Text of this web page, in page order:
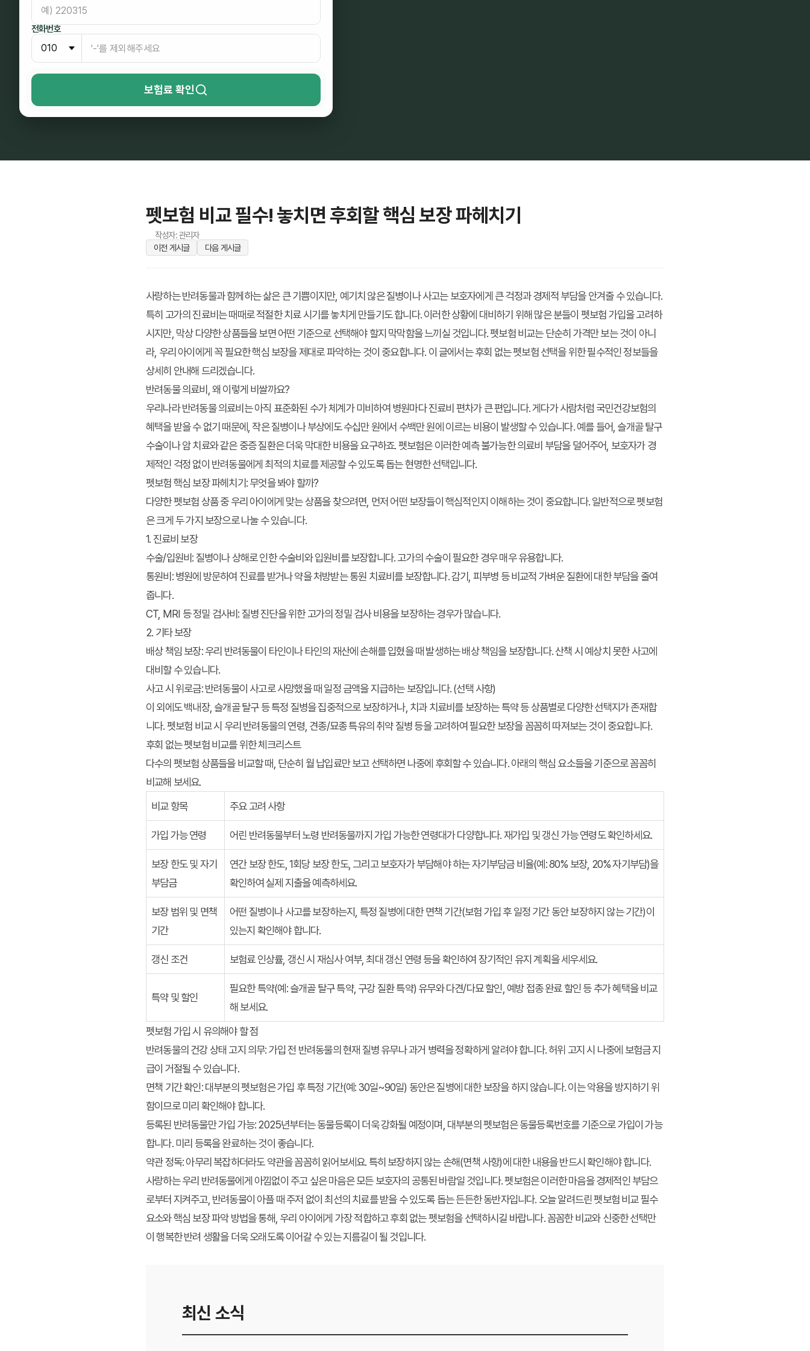
전화번호
보험료 확인
펫보험 비교 필수! 놓치면 후회할 핵심 보장 파헤치기
작성자: 관리자
이전 게시글
다음 게시글
사랑하는 반려동물과 함께하는 삶은 큰 기쁨이지만, 예기치 않은 질병이나 사고는 보호자에게 큰 걱정과 경제적 부담을 안겨줄 수 있습니다.
특히 고가의 진료비는 때때로 적절한 치료 시기를 놓치게 만들기도 합니다. 이러한 상황에 대비하기 위해 많은 분들이 펫보험 가입을 고려하
시지만, 막상 다양한 상품들을 보면 어떤 기준으로 선택해야 할지 막막함을 느끼실 것입니다. 펫보험 비교는 단순히 가격만 보는 것이 아니
라, 우리 아이에게 꼭 필요한 핵심 보장을 제대로 파악하는 것이 중요합니다. 이 글에서는 후회 없는 펫보험 선택을 위한 필수적인 정보들을
상세히 안내해 드리겠습니다.
반려동물 의료비, 왜 이렇게 비쌀까요?
우리나라 반려동물 의료비는 아직 표준화된 수가 체계가 미비하여 병원마다 진료비 편차가 큰 편입니다. 게다가 사람처럼 국민건강보험의
혜택을 받을 수 없기 때문에, 작은 질병이나 부상에도 수십만 원에서 수백만 원에 이르는 비용이 발생할 수 있습니다. 예를 들어, 슬개골 탈구
수술이나 암 치료와 같은 중증 질환은 더욱 막대한 비용을 요구하죠. 펫보험은 이러한 예측 불가능한 의료비 부담을 덜어주어, 보호자가 경
제적인 걱정 없이 반려동물에게 최적의 치료를 제공할 수 있도록 돕는 현명한 선택입니다.
펫보험 핵심 보장 파헤치기: 무엇을 봐야 할까?
다양한 펫보험 상품 중 우리 아이에게 맞는 상품을 찾으려면, 먼저 어떤 보장들이 핵심적인지 이해하는 것이 중요합니다. 일반적으로 펫보험
은 크게 두 가지 보장으로 나눌 수 있습니다.
1. 진료비 보장
수술/입원비:질병이나 상해로 인한 수술비와 입원비를 보장합니다. 고가의 수술이 필요한 경우 매우 유용합니다.
통원비:병원에 방문하여 진료를 받거나 약을 처방받는 통원 치료비를 보장합니다. 감기, 피부병 등 비교적 가벼운 질환에 대한 부담을 줄여
줍니다.
CT, MRI 등 정밀 검사비:질병 진단을 위한 고가의 정밀 검사 비용을 보장하는 경우가 많습니다.
2. 기타 보장
배상 책임 보장:우리 반려동물이 타인이나 타인의 재산에 손해를 입혔을 때 발생하는 배상 책임을 보장합니다. 산책 시 예상치 못한 사고에
대비할 수 있습니다.
사고 시 위로금:반려동물이 사고로 사망했을 때 일정 금액을 지급하는 보장입니다. (선택 사항)
이 외에도 백내장, 슬개골 탈구 등 특정 질병을 집중적으로 보장하거나, 치과 치료비를 보장하는 특약 등 상품별로 다양한 선택지가 존재합
니다. 펫보험 비교 시 우리 반려동물의 연령, 견종/묘종 특유의 취약 질병 등을 고려하여 필요한 보장을 꼼꼼히 따져보는 것이 중요합니다.
후회 없는 펫보험 비교를 위한 체크리스트
다수의 펫보험 상품들을 비교할 때, 단순히 월 납입료만 보고 선택하면 나중에 후회할 수 있습니다. 아래의 핵심 요소들을 기준으로 꼼꼼히
비교해 보세요.
비교 항목
주요 고려 사항
가입 가능 연령 어린 반려동물부터 노령 반려동물까지 가입 가능한 연령대가 다양합니다. 재가입 및 갱신 가능 연령도 확인하세요.
보장 한도 및 자기
부담금
연간 보장 한도, 1회당 보장 한도, 그리고 보호자가 부담해야 하는 자기부담금 비율(예: 80% 보장, 20% 자기부담)을
확인하여 실제 지출을 예측하세요.
보장 범위 및 면책
기간
어떤 질병이나 사고를 보장하는지, 특정 질병에 대한 면책 기간(보험 가입 후 일정 기간 동안 보장하지 않는 기간)이
있는지 확인해야 합니다.
갱신 조건 보험료 인상률, 갱신 시 재심사 여부, 최대 갱신 연령 등을 확인하여 장기적인 유지 계획을 세우세요.
특약 및 할인
필요한 특약(예: 슬개골 탈구 특약, 구강 질환 특약) 유무와 다견/다묘 할인, 예방 접종 완료 할인 등 추가 혜택을 비교
해 보세요.
펫보험 가입 시 유의해야 할 점
반려동물의 건강 상태 고지 의무:가입 전 반려동물의 현재 질병 유무나 과거 병력을 정확하게 알려야 합니다. 허위 고지 시 나중에 보험금 지
급이 거절될 수 있습니다.
면책 기간 확인:대부분의 펫보험은 가입 후 특정 기간(예: 30일~90일) 동안은 질병에 대한 보장을 하지 않습니다. 이는 악용을 방지하기 위
함이므로 미리 확인해야 합니다.
등록된 반려동물만 가입 가능:2025년부터는 동물등록이 더욱 강화될 예정이며, 대부분의 펫보험은 동물등록번호를 기준으로 가입이 가능
합니다. 미리 등록을 완료하는 것이 좋습니다.
약관 정독:아무리 복잡하더라도 약관을 꼼꼼히 읽어보세요. 특히 보장하지 않는 손해(면책 사항)에 대한 내용을 반드시 확인해야 합니다.
사랑하는 우리 반려동물에게 아낌없이 주고 싶은 마음은 모든 보호자의 공통된 바람일 것입니다. 펫보험은 이러한 마음을 경제적인 부담으
로부터 지켜주고, 반려동물이 아플 때 주저 없이 최선의 치료를 받을 수 있도록 돕는 든든한 동반자입니다. 오늘 알려드린 펫보험 비교 필수
요소와 핵심 보장 파악 방법을 통해, 우리 아이에게 가장 적합하고 후회 없는 펫보험을 선택하시길 바랍니다. 꼼꼼한 비교와 신중한 선택만
이 행복한 반려 생활을 더욱 오래도록 이어갈 수 있는 지름길이 될 것입니다.
최신 소식